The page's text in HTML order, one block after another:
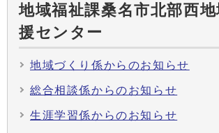
地域福祉課桑名市北部西
援センター
地域づくり係からのお知らせ
総合相談係からのお知らせ
生涯学習係からのお知らせ